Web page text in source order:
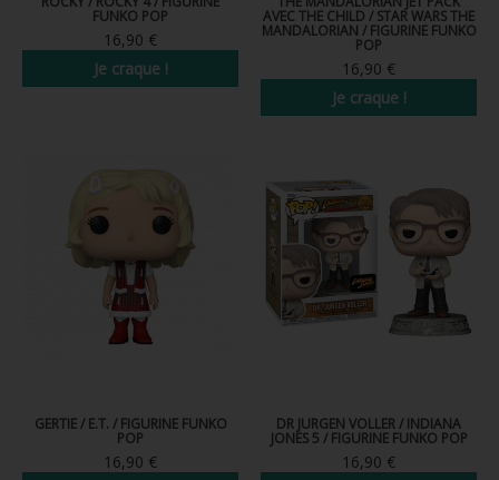
FUNKO POP
16,90 €
Je craque !
AVEC THE CHILD / STAR WARS THE
MANDALORIAN / FIGURINE FUNKO
POP
16,90 €
Je craque !
GERTIE / E.T. / FIGURINE FUNKO
POP
16,90 €
DR JURGEN VOLLER / INDIANA
JONES 5 / FIGURINE FUNKO POP
16,90 €